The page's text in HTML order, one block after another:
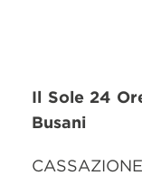
Il Sole 24
Busani
CASSAZIONE